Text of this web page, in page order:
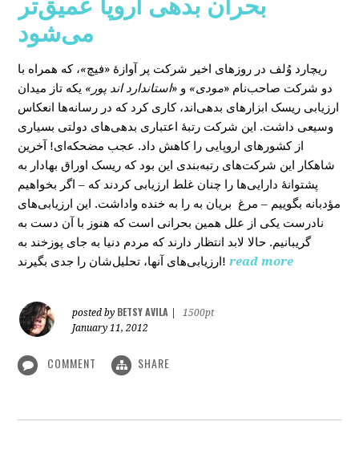
بحران بدهی اروپا عمیق‌تر
می‌شود
ریچارد وُلف در روزهای اخیر شرکت پر آوازۀ «فیچ»، که همراه با
دو شرکت صاحب‌نام «مودی» و «استاندارد اند پور» یکه‌ تاز میدان
ارزیابی ریسک ابزارهای بدهی‌اند، کاری کرد که در رسانه‌ها انعکاس
وسیعی داشت. این شرکت رتبۀ اعتباری بدهی‌های دولتی بسیاری
از کشورهای اروپایی را کاهش داد. عجب مضحکه‌ای! آخرین
شاهکار این شرکت‌های رتبه‌بندی این بود که ریسک‌ اوراق بهادار به
پشتوانۀ دارایی‌‌ها را چنان غلط ارزیابی کردند که – اگر بخواهیم
مؤدبانه بگوییم – مرغ بریان به را به خنده واداشت. این ارزیابی‌های
نادرست یکی از علل همین بحرانی است که هنوز با آن دست به
گریبانیم. حالا لابد انتظار دارند که مردم دنیا به جای پوزخند به
ارزیابی‌های آنها، تحلیل‌‌شان را جدی بگیرند! read more
posted by BETSY AVILA
1500pt
January 11, 2012
COMMENT SHARE